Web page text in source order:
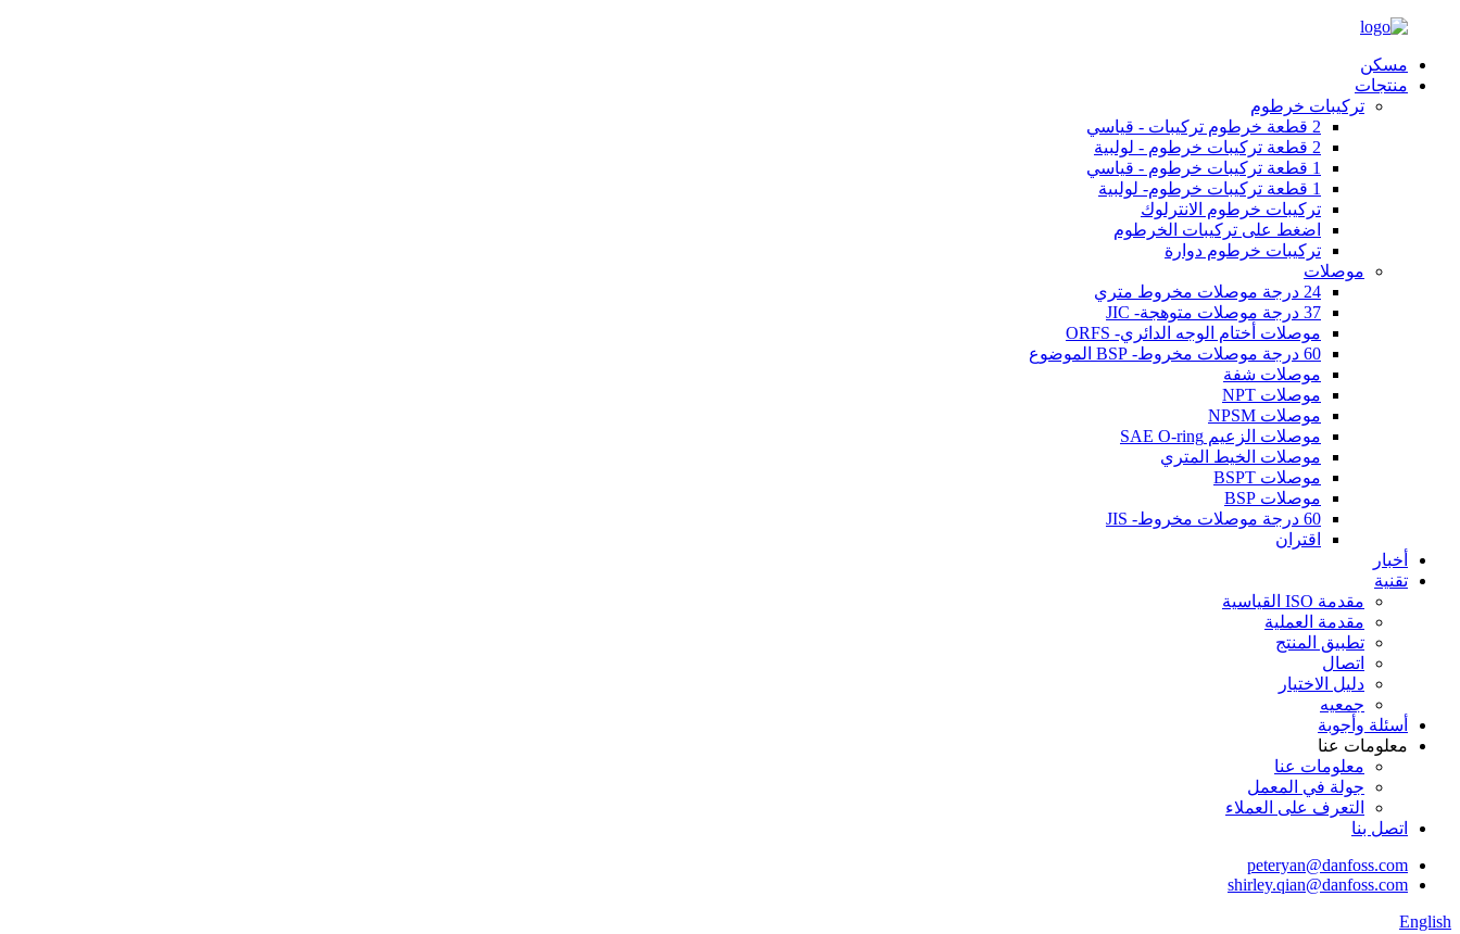
مسكن
منتجات
تركيبات خرطوم
2 قطعة خرطوم تركيبات - قياسي
2 قطعة تركيبات خرطوم - لولبية
1 قطعة تركيبات خرطوم - قياسي
1 قطعة تركيبات خرطوم- لولبية
تركيبات خرطوم الانترلوك
اضغط على تركيبات الخرطوم
تركيبات خرطوم دوارة
موصلات
24 درجة موصلات مخروط متري
37 درجة موصلات متوهجة- JIC
موصلات أختام الوجه الدائري- ORFS
60 درجة موصلات مخروط- BSP الموضوع
موصلات شفة
موصلات NPT
موصلات NPSM
موصلات الزعيم SAE O-ring
موصلات الخيط المتري
موصلات BSPT
موصلات BSP
60 درجة موصلات مخروط- JIS
اقتران
أخبار
تقنية
مقدمة ISO القياسية
مقدمة العملية
تطبيق المنتج
اتصال
دليل الاختيار
جمعيه
أسئلة وأجوبة
معلومات عنا
معلومات عنا
جولة في المعمل
التعرف على العملاء
اتصل بنا
peteryan@danfoss.com
shirley.qian@danfoss.com
English